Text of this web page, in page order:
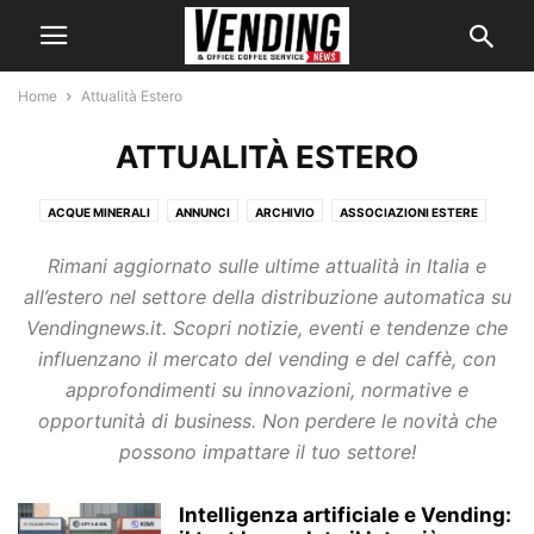
Home Attualità Estero
ATTUALITÀ ESTERO
ACQUE MINERALI ANNUNCI ARCHIVIO ASSOCIAZIONI ESTERE
ATTREZZATURE PER LA PULIZIA ATTUALITÀ ESTERO ATTUALITÀ ITALIA
CAFFÈ CENTRI ASSISTENZA CHI SIAMO COMPONENTI E RICAMBI
CONFIDA CONOSCI IL VENDING? CONTATTI DATI DI SETTORE
DEPURAZIONE E FILTRAZIONE DELL'ACQUA DISTRIBUTORI AUTOMATICI
FORUM HORECA HORECATV HOST 2019 HOST 2021
I NOSTRI SERVIZI I NOSTRI SITI IGIENE E HACCP IL VENDING
INDAGINI E RICERCHE ITALIA L'ESPERTO RISPONDE LINK SUGGERITI
MACCHINE OCS MEDIA GALLERY MONOUSO NEGOZI AUTOMATICI
Rimani aggiornato sulle ultime attualità in Italia e
all’estero nel settore della distribuzione automatica su
Vendingnews.it. Scopri notizie, eventi e tendenze che
influenzano il mercato del vending e del caffè, con
approfondimenti su innovazioni, normative e
opportunità di business. Non perdere le novità che
possono impattare il tuo settore!
Intelligenza artificiale e Vending: